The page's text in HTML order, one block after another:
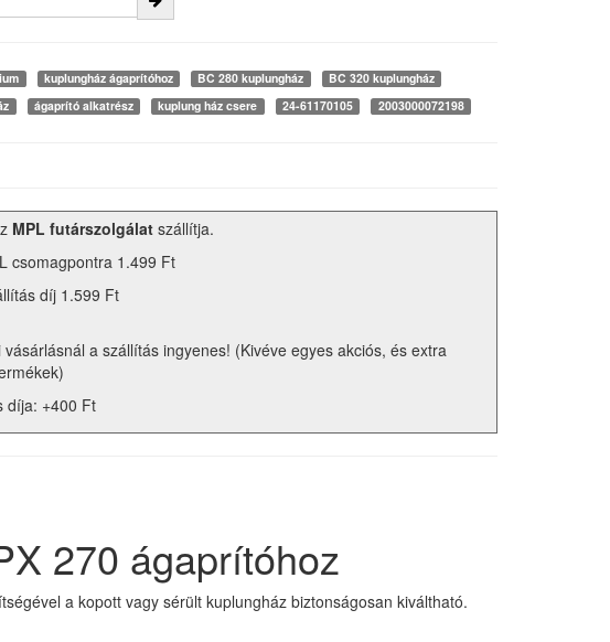
kuplungház ágaprítóhoz BC 280 kuplungház
BC 320 kuplungház
ágaprító alkatrész kuplung ház csere 24-61170105 2003000072198
MPL futárszolgálat szállítja.
csomagpontra 1.499 Ft
díj 1.599 Ft
a szállítás ingyenes! (Kivéve egyes akciós, és extra
díja: +400 Ft
270 ágaprítóhoz
a kopott vagy sérült kuplungház biztonságosan kiváltható.